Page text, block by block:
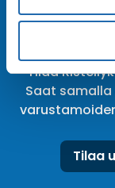
Tilaa
Saat
Tilaa